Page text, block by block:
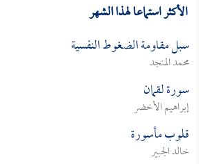
الأكثر استماعا لهذا الشهر
سبل مقاومة الضغوط النفسية
محمد المنجد
سورة لقمان
إبراهيم الأخضر
قلوب مأسورة
خالد الجبير